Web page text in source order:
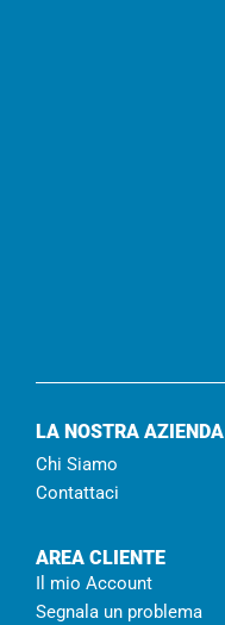
LA NOSTRA AZIENDA
Chi Siamo
Contattaci
AREA CLIENTE
Il mio Account
Segnala un problema